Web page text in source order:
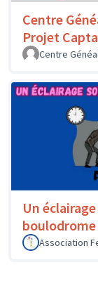
Centre
Projet
Centre
Un
boulodrome
Association